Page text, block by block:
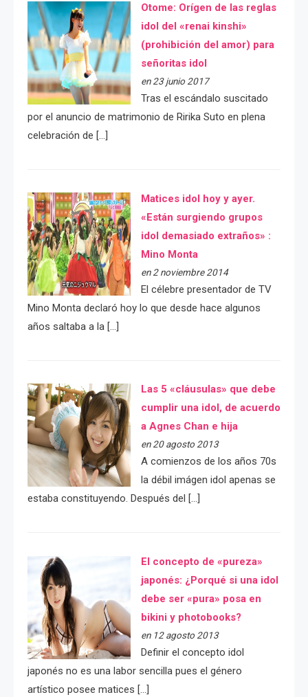
Otome: Orígen de las reglas
idol del «renai kinshi»
(prohibición del amor) para
señoritas idol
en 23 junio 2017
Tras el escándalo suscitado
por el anuncio de matrimonio de Ririka Suto en plena
celebración de […]
Matices idol hoy y ayer.
«Están surgiendo grupos
idol demasiado extraños» :
Mino Monta
en 2 noviembre 2014
El célebre presentador de TV
Mino Monta declaró hoy lo que desde hace algunos
años saltaba a la […]
Las 5 «cláusulas» que debe
cumplir una idol, de acuerdo
a Agnes Chan e hija
en 20 agosto 2013
A comienzos de los años 70s
la débil imágen idol apenas se
estaba constituyendo. Después del […]
El concepto de «pureza»
japonés: ¿Porqué si una idol
debe ser «pura» posa en
bikini y photobooks?
en 12 agosto 2013
Definir el concepto idol
japonés no es una labor sencilla pues el género
artístico posee matices […]